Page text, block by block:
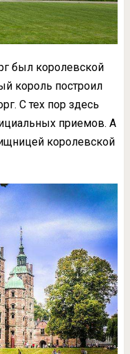
был королевской
король построил
С тех пор здесь
приемов. А
королевской